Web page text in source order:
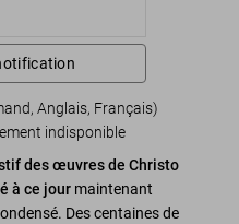
Anglais, Français)
indisponible
des œuvres de Christo
à ce jour maintenant
Des centaines de